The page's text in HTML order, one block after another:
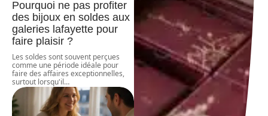
Pourquoi ne pas profiter
des bijoux en soldes aux
galeries lafayette pour
faire plaisir ?
Les soldes sont souvent perçues
comme une période idéale pour
faire des affaires exceptionnelles,
surtout lorsqu'il…